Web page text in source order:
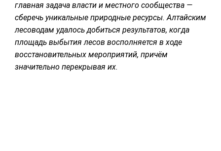
МЕБЕЛЬНОЕ ПРОИЗВОДСТВО
главная задача власти и местного сообщества —
сберечь уникальные природные ресурсы. Алтайским
лесоводам удалось добиться результатов, когда
площадь выбытия лесов восполняется в ходе
восстановительных мероприятий, причём
значительно перекрывая их.